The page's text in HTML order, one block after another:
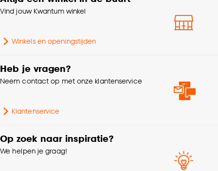
klikken.
Goed om te weten is dat je deze keuze altijd nog
kan aanpassen, bekijk hiervoor onze
Garantietermijn 24 maanden
Interieurstijl
Vind jouw Kwantum winkel
Winkels en openingstijden
Heb je vragen?
Neem contact op met onze klantenservice
Klantenservice
Op zoek naar inspiratie?
We helpen je graag!